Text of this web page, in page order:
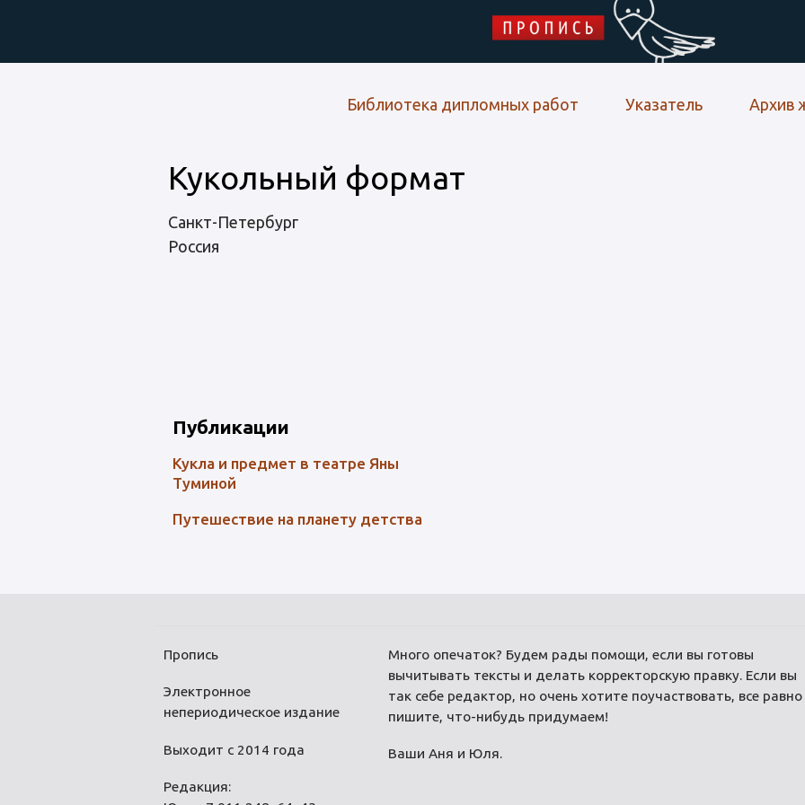
Skip to main content
Библиотека дипломных работ Указатель Архив
Кукольный формат
Санкт-Петербург
Россия
Публикации
Кукла и предмет в театре Яны
Туминой
Путешествие на планету детства
Пропись
Электронное
непериодическое издание
Выходит с 2014 года
Редакция:
Много опечаток? Будем рады помощи, если вы готовы
вычитывать тексты и делать корректорскую правку. Если вы
так себе редактор, но очень хотите поучаствовать, все равно
пишите, что-нибудь придумаем!
Ваши Аня и Юля.